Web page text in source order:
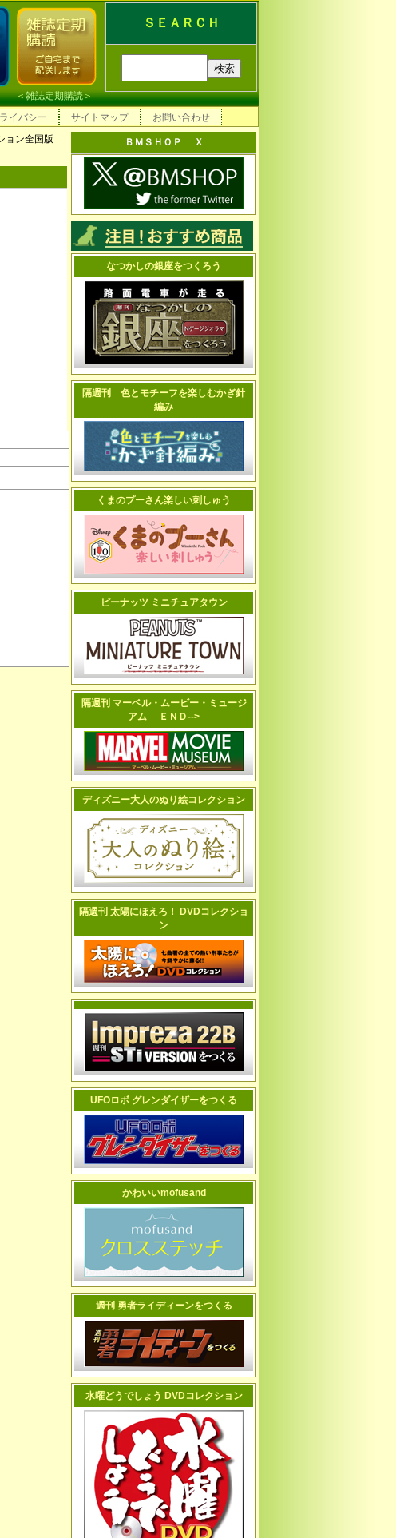
ＳＥＡＲＣＨ
＜雑誌定期購読＞
イバシー サイトマップ お問い合わせ
ョン全国版
ＢＭＳＨＯＰ Ｘ
なつかしの銀座をつくろう
隔週刊 色とモチーフを楽しむかぎ針
編み
くまのプーさん楽しい刺しゅう
ピーナッツ ミニチュアタウン
隔週刊 マーベル・ムービー・ミュージ
アム ＥＮＤ-->
ディズニー大人のぬり絵コレクション
隔週刊 太陽にほえろ！ DVDコレクショ
ン
UFOロボ グレンダイザーをつくる
かわいいmofusand
週刊 勇者ライディーンをつくる
水曜どうでしょう DVDコレクション